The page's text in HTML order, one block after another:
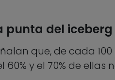
punta del iceberg
que, de cada 100
y el 70% de ellas